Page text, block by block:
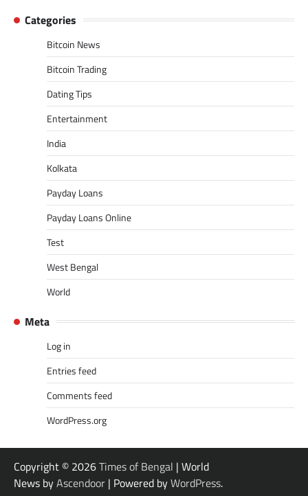
Categories
Bitcoin News
Bitcoin Trading
Dating Tips
Entertainment
India
Kolkata
Payday Loans
Payday Loans Online
Test
West Bengal
World
Meta
Log in
Entries feed
Comments feed
WordPress.org
Copyright © 2026Times of Bengal | World
News byAscendoor | Powered byWordPress.